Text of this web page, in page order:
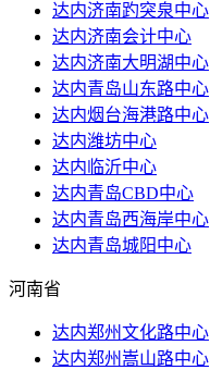
达内济南趵突泉中心
达内济南会计中心
达内济南大明湖中心
达内青岛山东路中心
达内烟台海港路中心
达内潍坊中心
达内临沂中心
达内青岛CBD中心
达内青岛西海岸中心
达内青岛城阳中心
河南省
达内郑州文化路中心
达内郑州嵩山路中心